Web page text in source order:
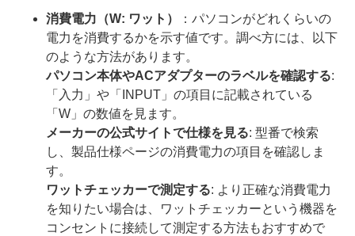
消費電力（W: ワット）
：パソコンがどれくらいの
電力を消費するかを示す値です。調べ方には、以下
のような方法があります。
パソコン本体やACアダプターのラベルを確認する:
「入力」や「INPUT」の項目に記載されている
「W」の数値を見ます。
メーカーの公式サイトで仕様を見る: 型番で検索
し、製品仕様ページの消費電力の項目を確認しま
す。
ワットチェッカーで測定する: より正確な消費電力
を知りたい場合は、ワットチェッカーという機器を
コンセントに接続して測定する方法もおすすめで